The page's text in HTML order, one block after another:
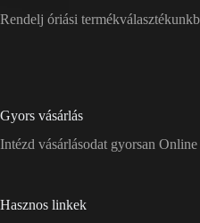
Rendelj óriási
Gyors vásárlás
Intézd vásárlásodat gyorsan
Hasznos linkek